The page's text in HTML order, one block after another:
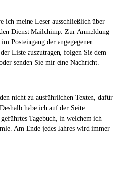
ich meine Leser ausschließlich über
Dienst Mailchimp. Zur Anmeldung
Posteingang der angegegenen
Liste auszutragen, folgen Sie dem
senden Sie mir eine Nachricht.
nicht zu ausführlichen Texten, dafür
habe ich auf der Seite
Tagebuch, in welchem ich
Am Ende jedes Jahres wird immer